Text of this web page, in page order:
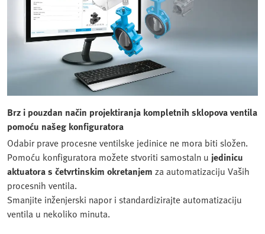
Brz i pouzdan način projektiranja kompletnih sklopova ventila
pomoću našeg konfiguratora
Odabir prave procesne ventilske jedinice ne mora biti složen.
Pomoću konfiguratora možete stvoriti samostaln u jedinicu
aktuatora s četvrtinskim okretanjem za automatizaciju Vaših
procesnih ventila.
Smanjite inženjerski napor i standardizirajte automatizaciju
ventila u nekoliko minuta.